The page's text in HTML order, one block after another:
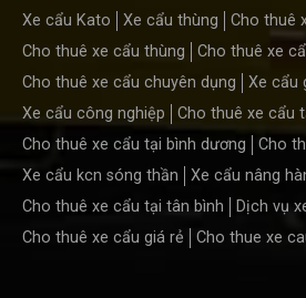
Xe cẩu Kato Xe cẩu thùng
Cho thuê
Cho thuê xe cẩu thùng
Cho thuê xe
Cho thuê xe cẩu chuyên dụng
Xe cẩu
Xe cẩu công nghiệp
Cho thuê xe cẩu
Cho thuê xe cẩu tại bình dương
Cho
Xe cẩu kcn sóng thần
Xe cẩu nâng
Cho thuê xe cẩu tại tân bình
Dịch vụ
Cho thuê xe cẩu giá rẻ
Cho thue xe